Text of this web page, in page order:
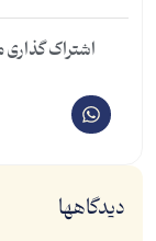
دیدگاهها
اشتراک